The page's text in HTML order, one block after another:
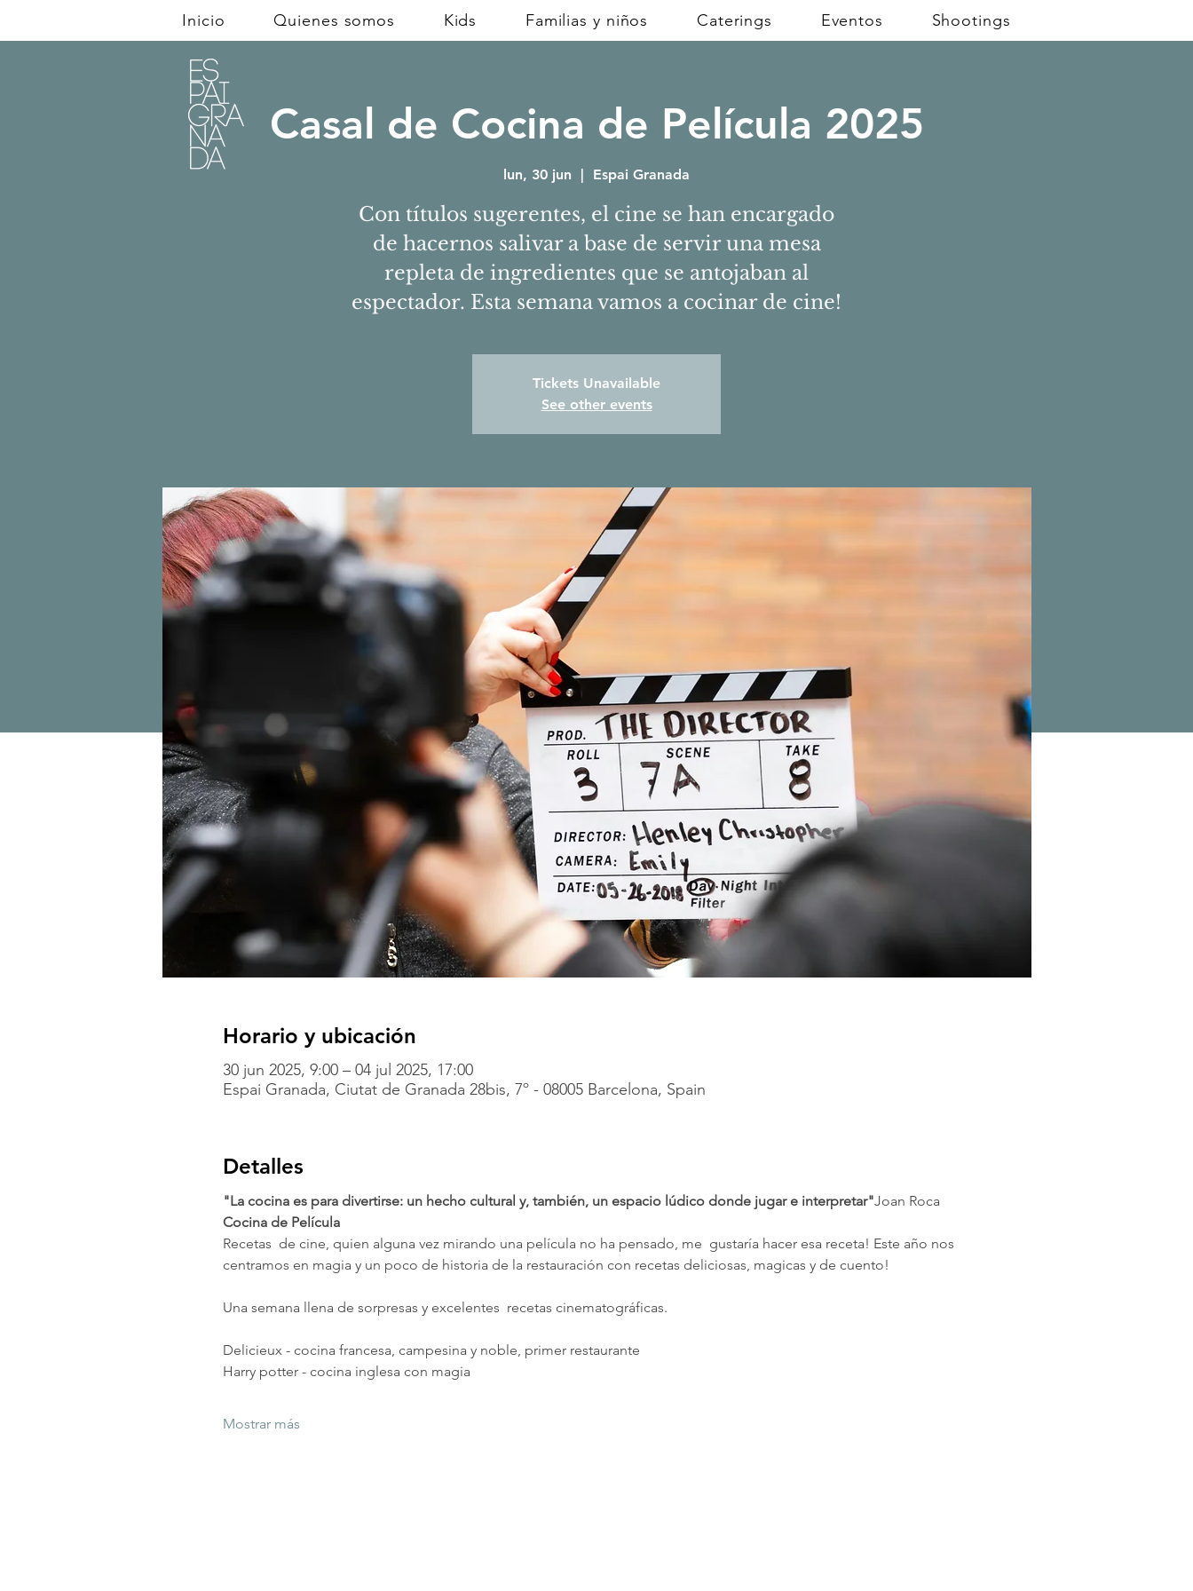
Inicio Quienes somos Kids Familias y niños Caterings Eventos Shootings
Casal de Cocina de Película 2025
lun, 30 jun Espai Granada
Con títulos sugerentes, el cine se han encargado
de hacernos salivar a base de servir una mesa
repleta de ingredientes que se antojaban al
espectador. Esta semana vamos a cocinar de cine!
Tickets Unavailable
See other events
Horario y ubicación
30 jun 2025, 9:00 – 04 jul 2025, 17:00
Espai Granada, Ciutat de Granada 28bis, 7º - 08005 Barcelona, Spain
Detalles
"La cocina es para divertirse: un hecho cultural y, también, un espacio lúdico donde jugar e interpretar"Joan Roca
Cocina de Película
Recetas  de cine, quien alguna vez mirando una película no ha pensado, me  gustaría hacer esa receta! Este año nos
centramos en magia y un poco de historia de la restauración con recetas deliciosas, magicas y de cuento!
Una semana llena de sorpresas y excelentes  recetas cinematográficas.
Delicieux - cocina francesa, campesina y noble, primer restaurante
Harry potter - cocina inglesa con magia
Mostrar más